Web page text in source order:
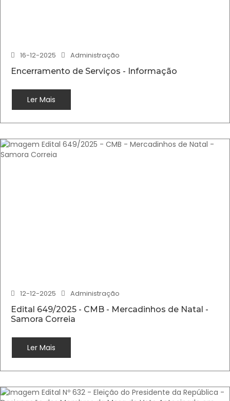
16-12-2025
Administração
Encerramento de Serviços - Informação
Ler Mais
12-12-2025
Administração
Edital 649/2025 - CMB - Mercadinhos de Natal -
Samora Correia
Ler Mais